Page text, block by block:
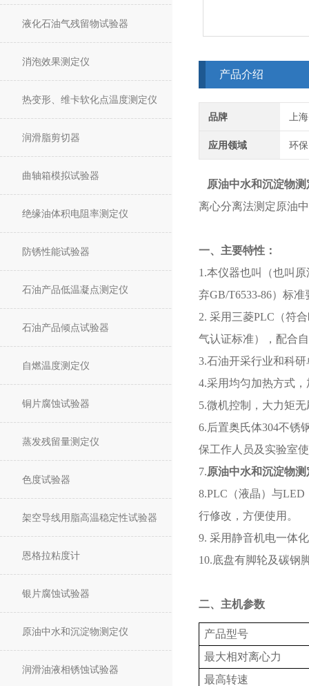
液化石油气残留物试验器
消泡效果测定仪
热变形、维卡软化点温度测定仪
润滑脂剪切器
曲轴箱模拟试验器
绝缘油体积电阻率测定仪
防锈性能试验器
石油产品低温凝点测定仪
石油产品倾点试验器
自燃温度测定仪
铜片腐蚀试验器
蒸发残留量测定仪
色度试验器
架空导线用脂高温稳定性试验器
恩格拉粘度计
银片腐蚀试验器
原油中水和沉淀物测定仪
润滑油液相锈蚀试验器
产品介绍
品牌 上
应用领域 环
原油中水和沉淀物
离心分离法测定原油
一、主要特性：
1.本仪器也叫（也叫
弃GB/T6533-86）标准
2. 采用三菱PLC（符
气认证标准），配合
3.石油开采行业和科
4.采用均匀加热方式
5.微机控制，大力矩
6.后置奥氏体304不锈
保工作人员及实验室
7.原油中水和沉淀物
8.PLC（液晶）与
行修改，方便使用。
9. 采用静音机电一体
10.底盘有脚轮及碳钢
二、主机参数
产品型号
最大相对离心力
最高转速